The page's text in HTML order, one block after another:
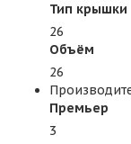
Тип крышки
26
Объём
26
Премьер
3